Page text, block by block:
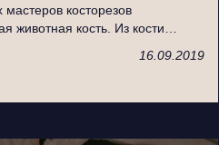
косторезов
животная кость. Из кости…
16.09.2019